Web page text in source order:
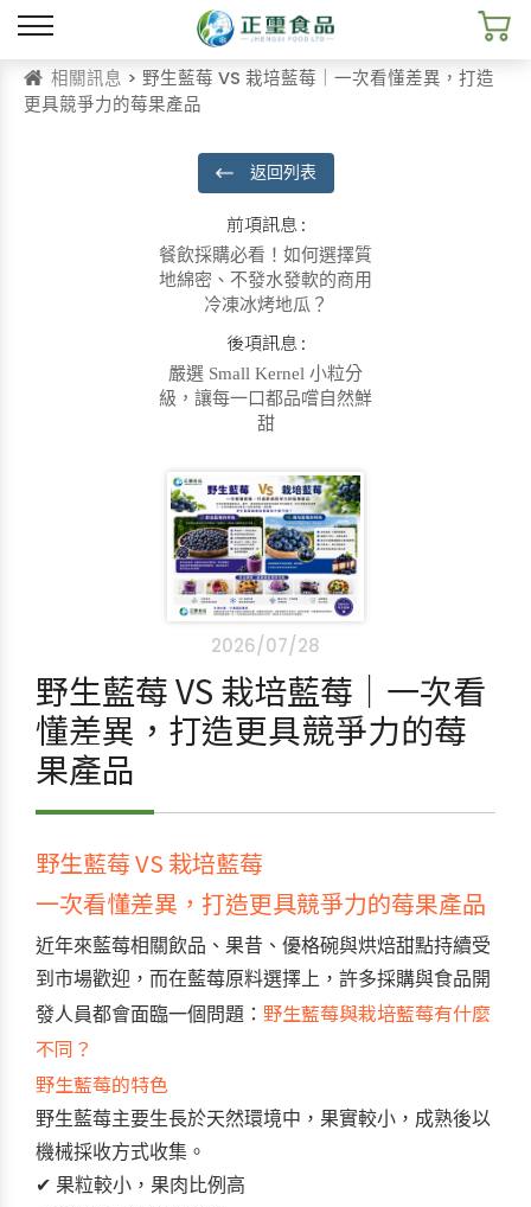
相關訊息 > 野生藍莓 VS 栽培藍莓｜一次看懂差異，打造
更具競爭力的莓果產品
返回列表
前項訊息 :
餐飲採購必看！如何選擇質
地綿密、不發水發軟的商用
冷凍冰烤地瓜？
後項訊息 :
嚴選 Small Kernel 小粒分
級，讓每一口都品嚐自然鮮
甜
2026/07/28
野生藍莓 VS 栽培藍莓｜一次看
懂差異，打造更具競爭力的莓
果產品
野生藍莓VS 栽培藍莓
一次看懂差異，打造更具競爭力的莓果產品
近年來藍莓相關飲品、果昔、優格碗與烘焙甜點持續受
到市場歡迎，而在藍莓原料選擇上，許多採購與食品開
發人員都會面臨一個問題： 野生藍莓與栽培藍莓有什麼
不同？
野生藍莓的特色
野生藍莓主要生長於天然環境中，果實較小，成熟後以
機械採收方式收集。
✔ 果粒較小，果肉比例高